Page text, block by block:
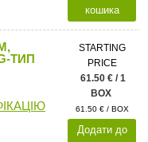
кошика
ТИП
STARTING
PRICE
61.50 € / 1
BOX
61.50 € / BOX
Додати до